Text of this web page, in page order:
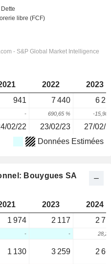
2022
2023
941 7 440 6
- 690,65 % -15,98
02/22 23/02/23 27/02/
Données Estimées
Bouygues SA
2023
2024
1 974 2 117 2
- - 28,2
1 130 3 259 2